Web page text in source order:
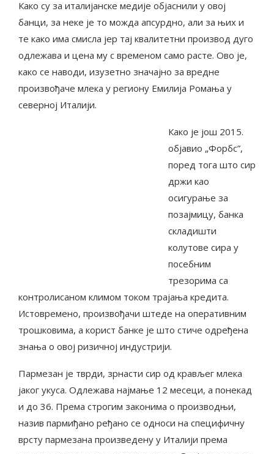
Како су за италијанске медије објаснили у овој
банци, за неке је то можда апсурдно, али за њих и
те како има смисла јер тај квалитетни производ дуго
одлежава и цена му с временом само расте. Ово је,
како се наводи, изузетно значајно за вредне
произвођаче млека у региону Емилија Ромања у
северној Италији.
Како је још 2015.
објавио „Форбс”,
поред тога што сир
држи као
осигурање за
позајмицу, банка
складишти
колутове сира у
посебним
трезорима са
контролисаном климом током трајања кредита.
Истовремено, произвођачи штеде на оперативним
трошковима, а корист банке је што стиче одређена
знања о овој ризичној индустрији.
Пармезан је тврди, зрнасти сир од крављег млека
јаког укуса. Одлежава најмање 12 месеци, а понекад
и до 36. Према строгим законима о производњи,
назив пармиђано ређано се односи на специфичну
врсту пармезана произведену у Италији према